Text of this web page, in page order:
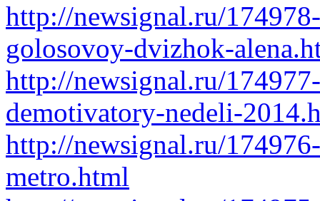
http://newsignal.ru/
golosovoy-dvizhok-
http://newsignal.ru/
demotivatory-nedeli-
http://newsignal.ru/
metro.html